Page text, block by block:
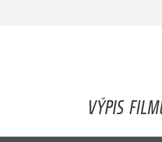
VÝPIS